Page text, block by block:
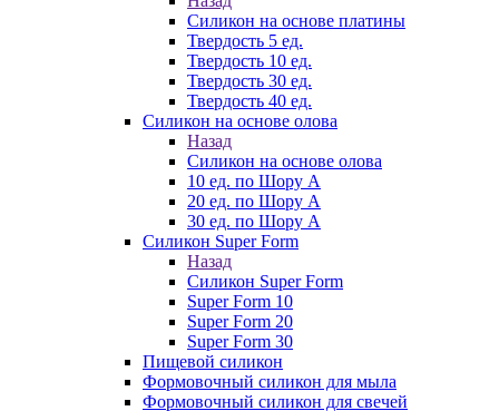
Силикон на основе платины
Твердость 5 ед.
Твердость 10 ед.
Твердость 30 ед.
Твердость 40 ед.
Силикон на основе олова
Назад
Силикон на основе олова
10 ед. по Шору А
20 ед. по Шору А
30 ед. по Шору А
Силикон Super Form
Назад
Силикон Super Form
Super Form 10
Super Form 20
Super Form 30
Пищевой силикон
Формовочный силикон для мыла
Формовочный силикон для свечей